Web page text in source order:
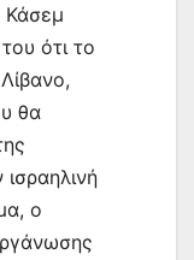
Κάσεμ
ότι το
θα
ο